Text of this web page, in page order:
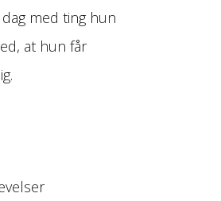
med ting hun
at hun får